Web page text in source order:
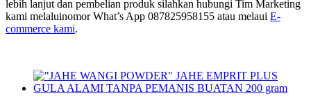
lebih lanjut dan pembelian produk silahkan hubungi Tim Marketing
kami melaluinomor What’s App 087825958155 atau melaui E-
commerce kami.